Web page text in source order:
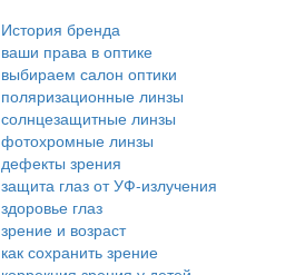
История бренда
ваши права в оптике
выбираем салон оптики
поляризационные линзы
солнцезащитные линзы
фотохромные линзы
дефекты зрения
защита глаз от УФ-излучения
здоровье глаз
зрение и возраст
как сохранить зрение